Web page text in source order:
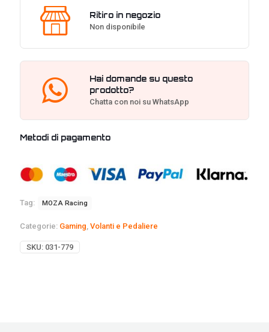
Ritiro in negozio
Non disponibile
Hai domande su questo
prodotto?
Chatta con noi su WhatsApp
Metodi di pagamento
Tag: MOZA Racing
Categorie: Gaming Volanti e Pedaliere
SKU: 031-779